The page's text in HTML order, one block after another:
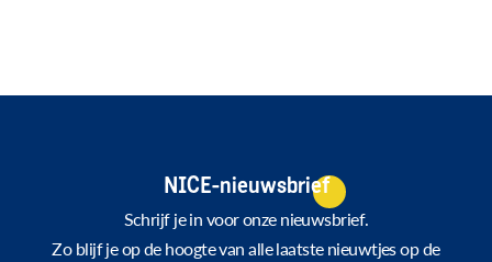
NICE-nieuwsbrief
Schrijf je in voor onze nieuwsbrief.
Zo blijf je op de hoogte van alle laatste nieuwtjes op de